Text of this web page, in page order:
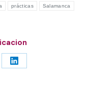
prácticas Salamanca
Share